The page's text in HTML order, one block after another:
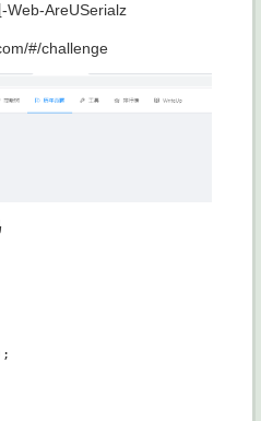
Web-AreUSerialz
#/challenge